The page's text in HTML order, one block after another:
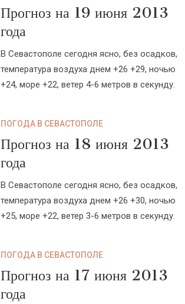
Прогноз на 19 июня 2013
года
В Севастополе сегодня ясно, без осадков,
температура воздуха днем +26 +29, ночью
+24, море +22, ветер 4-6 метров в секунду.
ПОГОДА В СЕВАСТОПОЛЕ
Прогноз на 18 июня 2013
года
В Севастополе сегодня ясно, без осадков,
температура воздуха днем +26 +30, ночью
+25, море +22, ветер 3-6 метров в секунду.
ПОГОДА В СЕВАСТОПОЛЕ
Прогноз на 17 июня 2013
года